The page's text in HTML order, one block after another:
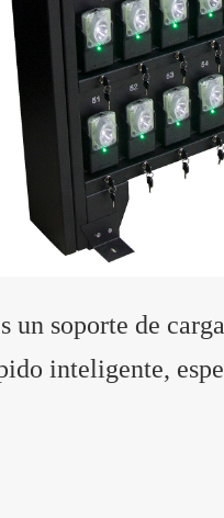
soporte de
inteligente,